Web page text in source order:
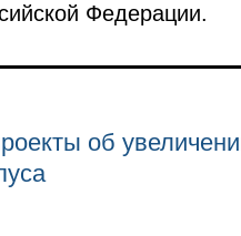
Федерации.
об